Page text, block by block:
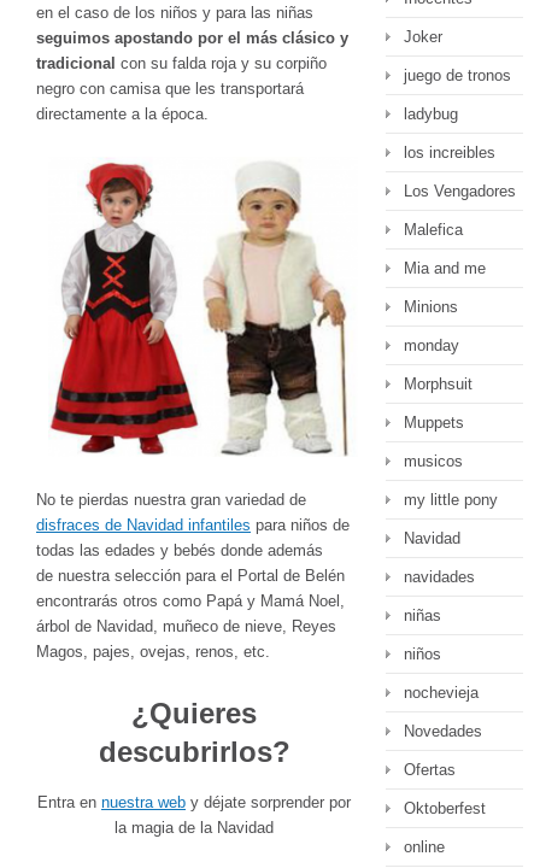
en el caso de los niños y para las niñas
seguimos apostando por el más clásico y
tradicional con su falda roja y su corpiño
negro con camisa que les transportará
directamente a la época.
No te pierdas nuestra gran variedad de
disfraces de Navidad infantiles para niños de
todas las edades y bebés donde además
de nuestra selección para el Portal de Belén
encontrarás otros como Papá y Mamá Noel,
árbol de Navidad, muñeco de nieve, Reyes
Magos, pajes, ovejas, renos, etc.
¿Quieres
descubrirlos?
Entra en nuestra web y déjate sorprender por
la magia de la Navidad
Joker
juego de tronos
ladybug
los increibles
Los Vengadores
Malefica
Mia and me
Minions
monday
Morphsuit
Muppets
musicos
my little pony
Navidad
navidades
niñas
niños
nochevieja
Novedades
Ofertas
Oktoberfest
online